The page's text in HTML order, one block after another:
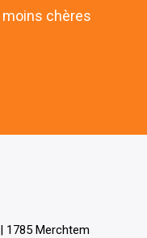
chères
1785 Merchtem